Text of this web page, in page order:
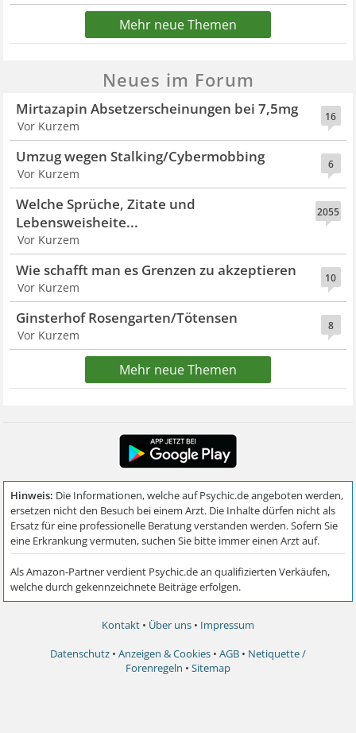
Mehr neue Themen
Neues im Forum
16
Mirtazapin Absetzerscheinungen bei 7,5mg
Vor Kurzem
6
Umzug wegen Stalking/Cybermobbing
Vor Kurzem
2055
Welche Sprüche, Zitate und
Lebensweisheite...
Vor Kurzem
10
Wie schafft man es Grenzen zu akzeptieren
Vor Kurzem
8
Ginsterhof Rosengarten/Tötensen
Vor Kurzem
Mehr neue Themen
Kontakt • Über uns • Impressum
Datenschutz • Anzeigen & Cookies • AGB • Netiquette /
Forenregeln • Sitemap